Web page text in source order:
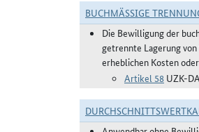
BUCHMÄSSIGE TRENNUNG
Die Bewilligung der
getrennte Lagerung
erheblichen Kosten
Artikel 58 UZK-